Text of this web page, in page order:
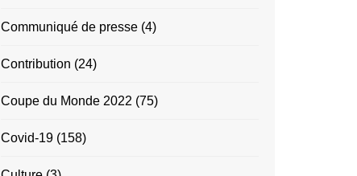
Communiqué de presse (4)
Contribution (24)
Coupe du Monde 2022 (75)
Covid-19 (158)